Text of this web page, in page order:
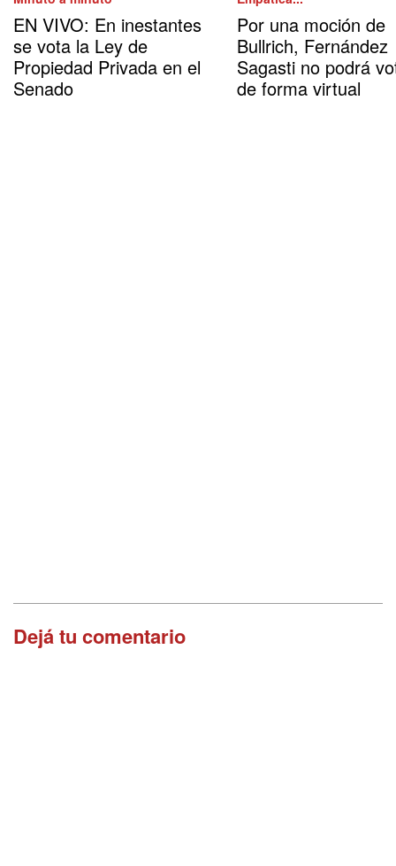
EN VIVO: En inestantes
se vota la Ley de
Propiedad Privada en el
Senado
Por una moción de
Bullrich, Fernández
Sagasti no podrá
de forma virtual
Dejá tu comentario